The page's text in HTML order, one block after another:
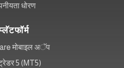
धोरण
मोबाइल अॅप
5 (MT5)